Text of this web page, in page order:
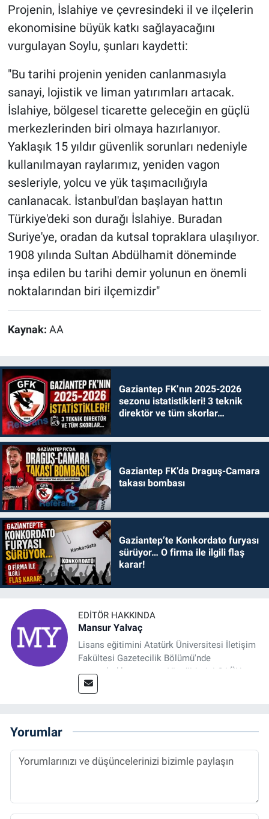
Projenin, İslahiye ve çevresindeki il ve ilçelerin
ekonomisine büyük katkı sağlayacağını
vurgulayan Soylu, şunları kaydetti:
"Bu tarihi projenin yeniden canlanmasıyla
sanayi, lojistik ve liman yatırımları artacak.
İslahiye, bölgesel ticarette geleceğin en güçlü
merkezlerinden biri olmaya hazırlanıyor.
Yaklaşık 15 yıldır güvenlik sorunları nedeniyle
kullanılmayan raylarımız, yeniden vagon
sesleriyle, yolcu ve yük taşımacılığıyla
canlanacak. İstanbul'dan başlayan hattın
Türkiye'deki son durağı İslahiye. Buradan
Suriye'ye, oradan da kutsal topraklara ulaşılıyor.
1908 yılında Sultan Abdülhamit döneminde
inşa edilen bu tarihi demir yolunun en önemli
noktalarından biri ilçemizdir"
Kaynak: AA
Gaziantep FK’nın 2025-2026
sezonu istatistikleri! 3 teknik
direktör ve tüm skorlar…
Gaziantep FK’da Draguş-Camara
takası bombası
Gaziantep’te Konkordato furyası
sürüyor… O firma ile ilgili flaş
karar!
EDITÖR HAKKINDA
Mansur Yalvaç
Lisans eğitimini Atatürk Üniversitesi İletişim
Fakültesi Gazetecilik Bölümü'nde
tamamladıktan sonra, YL eğitimini GAÜN
Sosyal Bilimler Enstitüsü'nde İletişim ve T. D.
Spor, Sağlık ve Ekonomi Editörü olarak
sürdürmektedir.
Yorumlar